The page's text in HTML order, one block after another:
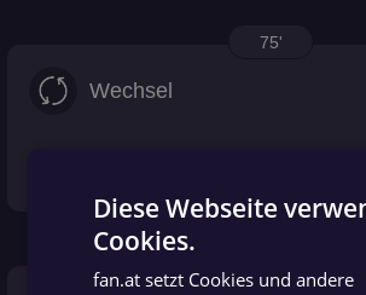
75'
Wechsel
Diese Webseite
Cookies.
fan.at setzt Cookies und andere